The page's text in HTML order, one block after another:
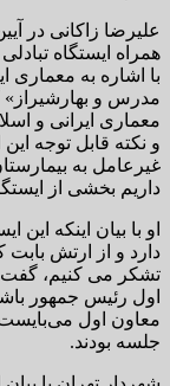
علیرضا زاکانی در
همراه ایستگاه
با اشاره به معماری
مدرس و
معماری ایرانی و
و نکته قابل توجه
غیرعامل به
داریم بخشی از
او با بیان اینکه این
دارد و از ارتش
تشکر می کنیم،
اول رئیس جمهور
معاون اول
جلسه بودند.